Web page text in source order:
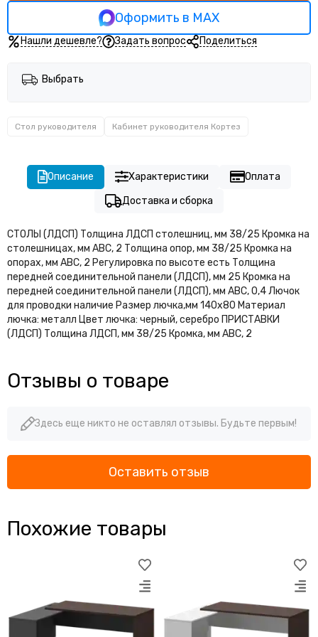
Оформить в MAX
Нашли дешевле? Задать вопрос Поделиться
Выбрать
Стол руководителя Кабинет руководителя Кортез
Описание Характеристики
Оплата
Доставка и сборка
СТОЛЫ (ЛДСП) Толщина ЛДСП столешниц, мм 38/25 Кромка на
столешницах, мм АВС, 2 Толщина опор, мм 38/25 Кромка на
опорах, мм АВС, 2 Регулировка по высоте есть Толщина
передней соединительной панели (ЛДСП), мм 25 Кромка на
передней соединительной панели (ЛДСП), мм АВС, 0,4 Лючок
для проводки наличие Размер лючка,мм 140х80 Материал
лючка: металл Цвет лючка: черный, серебро ПРИСТАВКИ
(ЛДСП) Толщина ЛДСП, мм 38/25 Кромка, мм АВС, 2
Отзывы о товаре
Здесь еще никто не оставлял отзывы. Будьте первым!
Оставить отзыв
Похожие товары